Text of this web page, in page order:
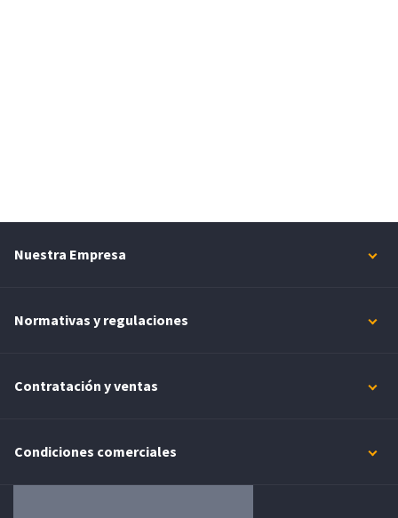
Nuestra Empresa
Normativas y regulaciones
Contratación y ventas
Condiciones comerciales